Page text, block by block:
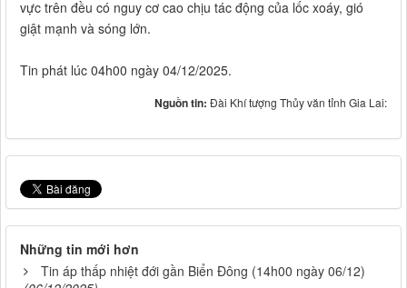
vực trên đều có nguy cơ cao chịu tác động của lốc xoáy, gió
giật mạnh và sóng lớn.
Tin phát lúc 04h00 ngày 04/12/2025.
Nguồn tin: Đài Khí tượng Thủy văn tỉnh Gia Lai:
Những tin mới hơn
Tin áp thấp nhiệt đới gần Biển Đông (14h00 ngày 06/12)